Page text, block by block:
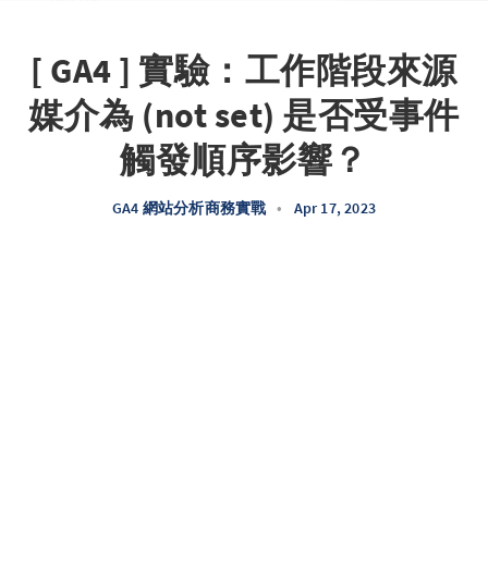
[ GA4 ] 實驗：工作階段來源
媒介為 (not set) 是否受事件
觸發順序影響？
GA4 網站分析商務實戰 • Apr 17, 2023